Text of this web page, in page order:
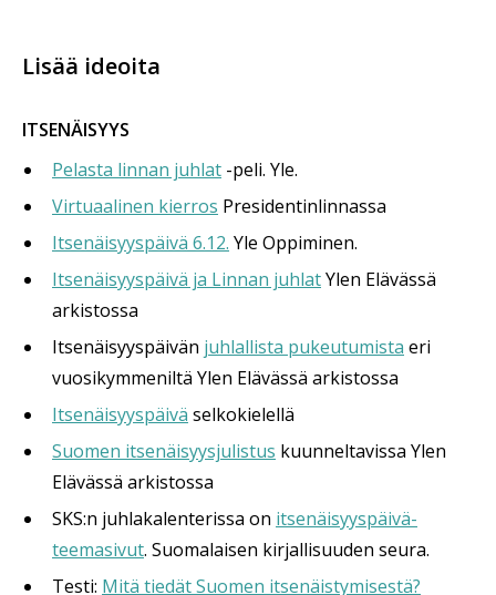
Lisää ideoita
ITSENÄISYYS
Pelasta linnan juhlat -peli. Yle.
Virtuaalinen kierros Presidentinlinnassa
Itsenäisyyspäivä 6.12. Yle Oppiminen.
Itsenäisyyspäivä ja Linnan juhlatYlen Elävässä
arkistossa
Itsenäisyyspäivän juhlallista pukeutumista eri
vuosikymmeniltä Ylen Elävässä arkistossa
Itsenäisyyspäivä selkokielellä
Suomen itsenäisyysjulistus kuunneltavissa Ylen
Elävässä arkistossa
SKS:n juhlakalenterissa on itsenäisyyspäivä-
teemasivut. Suomalaisen kirjallisuuden seura.
Testi: Mitä tiedät Suomen itsenäistymisestä?